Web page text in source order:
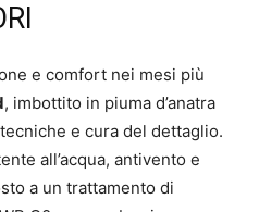
e comfort nei mesi più
, imbottito in piuma d’anatra
e cura del dettaglio.
all’acqua, antivento e
a un trattamento di